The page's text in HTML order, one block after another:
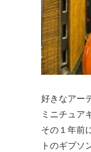
好きなアー
ミニチュア
その１年前
トのギブソ